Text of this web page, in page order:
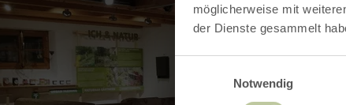
möglicherweise mit
der Dienste gesammelt
Notwendig